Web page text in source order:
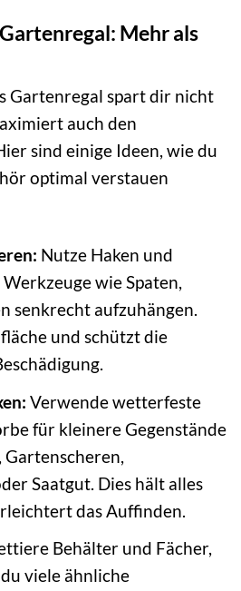
Mehr als
Gartenregal spart dir nicht
auch den
sind einige Ideen, wie du
optimal verstauen
Nutze Haken und
wie Spaten,
senkrecht aufzuhängen.
und schützt die
Verwende wetterfeste
für kleinere Gegenstände
Gartenscheren,
Saatgut. Dies hält alles
das Auffinden.
Behälter und Fächer,
viele ähnliche